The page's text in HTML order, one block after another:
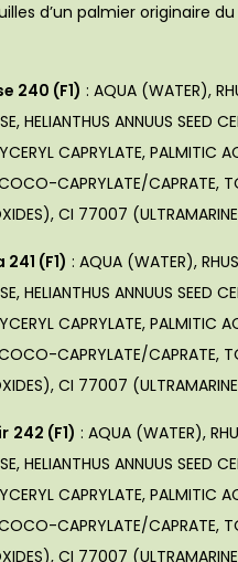
d’un palmier originaire
240 (F1) : AQUA (WATER),
HELIANTHUS ANNUUS SEED
CAPRYLATE, PALMITIC
CAPRYLATE/CAPRATE,
CI 77007
(F1) : AQUA (WATER),
HELIANTHUS ANNUUS SEED
CAPRYLATE, PALMITIC
CAPRYLATE/CAPRATE,
CI 77007
242 (F1) : AQUA (WATER),
HELIANTHUS ANNUUS SEED
CAPRYLATE, PALMITIC
CAPRYLATE/CAPRATE,
CI 77007